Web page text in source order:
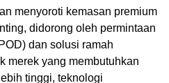
menyoroti kemasan premium
didorong oleh permintaan
dan solusi ramah
merek yang membutuhkan
tinggi, teknologi